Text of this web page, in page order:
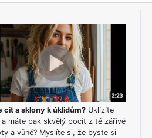
cit a sklony k úklidům?Uklízíte
a máte pak skvělý pocit z té zářivé
a vůně? Myslíte si, že byste si